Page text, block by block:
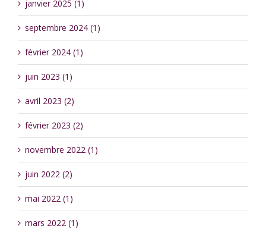
janvier 2025 (1)
septembre 2024 (1)
février 2024 (1)
juin 2023 (1)
avril 2023 (2)
février 2023 (2)
novembre 2022 (1)
juin 2022 (2)
mai 2022 (1)
mars 2022 (1)